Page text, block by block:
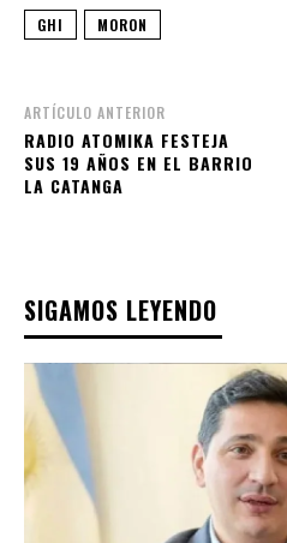
GHI MORON
ARTÍCULO ANTERIOR
RADIO ATOMIKA FESTEJA
SUS 19 AÑOS EN EL BARRIO
LA CATANGA
SIGAMOS LEYENDO